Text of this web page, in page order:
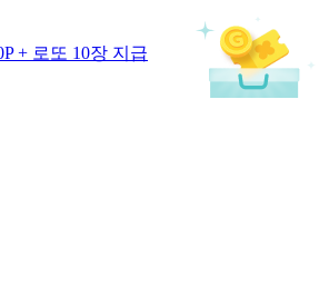
+ 로또 10장 지급